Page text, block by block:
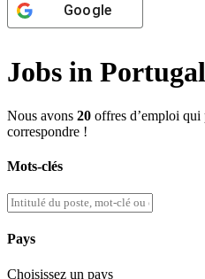
Google
Jobs in Portugal
Nous avons 20 offres d’emploi
correspondre !
Mots-clés
Pays
Choisissez un pays